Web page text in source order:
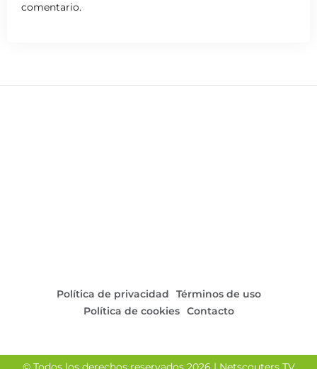
comentario.
Política de privacidad
Términos de uso
Política de cookies Contacto